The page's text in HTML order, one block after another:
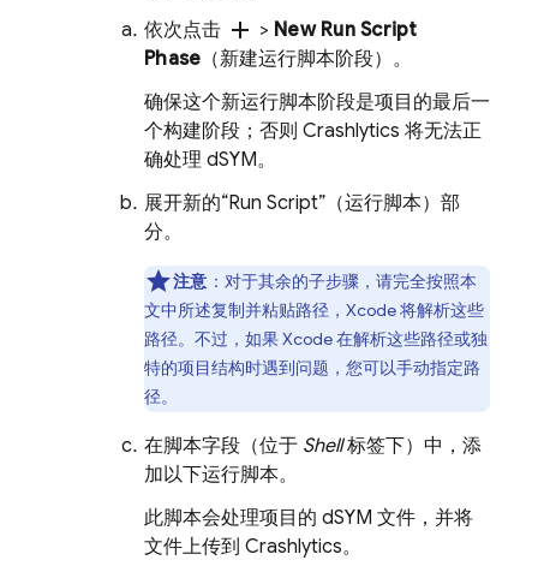
依次点击 add > New Run Script
Phase （新建运行脚本阶段）。
确保这个新运行脚本阶段是项目的最后一
个构建阶段；否则 Crashlytics 将无法正
确处理 dSYM。
展开新的“Run Script”（运行脚本） 部
分。
注意 ：对于其余的子步骤，请完全按照本
文中所述复制并粘贴路径，Xcode 将解析这些
路径。不过，如果 Xcode 在解析这些路径或独
特的项目结构时遇到问题，您可以手动指定路
径。
在脚本字段（位于 Shell标签下）中，添
加以下运行脚本。
此脚本会处理项目的 dSYM 文件，并将
文件上传到 Crashlytics。